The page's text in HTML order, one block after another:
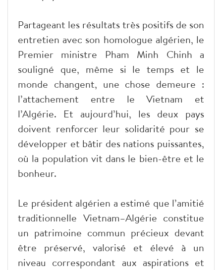
Partageant les résultats très positifs de son
entretien avec son homologue algérien, le
Premier ministre Pham Minh Chinh a
souligné que, même si le temps et le
monde changent, une chose demeure :
l’attachement entre le Vietnam et
l’Algérie. Et aujourd’hui, les deux pays
doivent renforcer leur solidarité pour se
développer et bâtir des nations puissantes,
où la population vit dans le bien-être et le
bonheur.
Le président algérien a estimé que l’amitié
traditionnelle Vietnam–Algérie constitue
un patrimoine commun précieux devant
être préservé, valorisé et élevé à un
niveau correspondant aux aspirations et